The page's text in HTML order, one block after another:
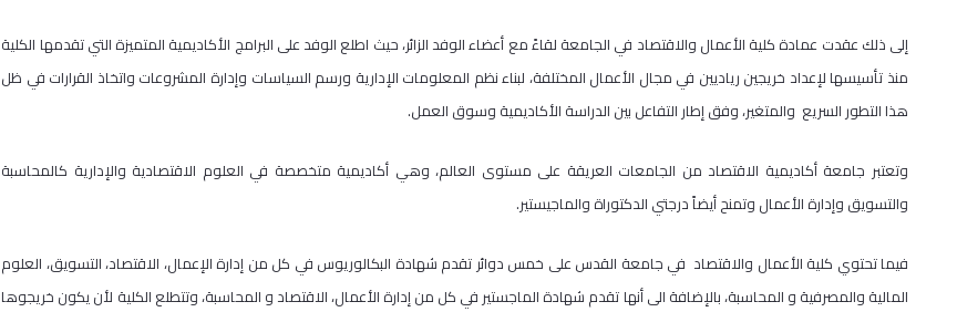
إلى ذلك عقدت عمادة كلية الأعمال والاقتصاد في الجامعة لقاءً مع أعضاء الوفد الزائر، حيث اطلع الوفد على البرامج الأكاديمية المتميزة التي تقدمها الكلية
منذ تأسيسها لإعداد خريجين رياديين في مجال الأعمال المختلفة، لبناء نظم المعلومات الإدارية ورسم السياسات وإدارة المشروعات واتخاذ القرارات في ظل
هذا التطور السريع والمتغير، وفق إطار التفاعل بين الدراسة الأكاديمية وسوق العمل.
وتعتبر جامعة أكاديمية الاقتصاد من الجامعات العريقة على مستوى العالم، وهي أكاديمية متخصصة في العلوم الاقتصادية والإدارية كالمحاسبة
والتسويق وإدارة الأعمال وتمنح أيضاً درجتي الدكتوراة والماجيستير.
فيما تحتوي كلية الأعمال والاقتصاد في جامعة القدس على خمس دوائر تقدم شهادة البكالوريوس في كل من إدارة الإعمال، الاقتصاد، التسويق، العلوم
المالية والمصرفية و المحاسبة، بالإضافة الى أنها تقدم شهادة الماجستير في كل من إدارة الأعمال، الاقتصاد و المحاسبة، وتتطلع الكلية لأن يكون خريجوها